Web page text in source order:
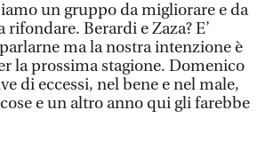
un gruppo da migliorare e da
Berardi e Zaza? E’
ma la nostra intenzione è
la prossima stagione. Domenico
di eccessi, nel bene e nel male,
e un altro anno qui gli farebbe